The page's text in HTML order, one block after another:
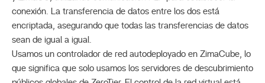
conexión. La transferencia de datos entre los dos está
encriptada, asegurando que todas las transferencias de datos
sean de igual a igual.
Usamos un controlador de red autodeployado en ZimaCube, lo
que significa que solo usamos los servidores de descubrimiento